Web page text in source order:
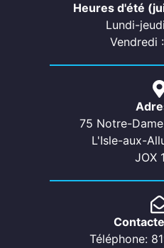
Heures d'été
Lundi-
Vendredi
75 Notre-
L'Isle-aux-
JOX
Téléphone: